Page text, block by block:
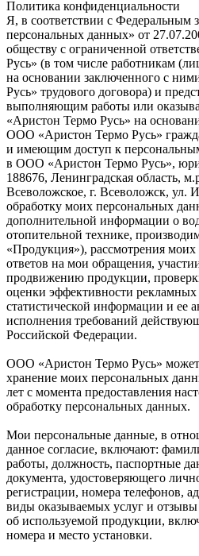
Политика конфиденциальности
Я, в соответствии с
персональных данных» от
обществу с ограниченной
Русь» (в том числе работникам
на основании заключенного с
Русь» трудового договора) и
выполняющим работы или
«Аристон Термо Русь» на
ООО «Аристон Термо Русь»
и имеющим доступ к
в ООО «Аристон Термо Русь»,
188676, Ленинградская область,
Всеволожское, г. Всеволожск, ул.
обработку моих персональных
дополнительной информации о
отопительной технике,
«Продукция»), рассмотрения
ответов на мои обращения,
продвижению продукции,
оценки эффективности
статистической информации и ее
исполнения требований
Российской Федерации.
ООО «Аристон Термо Русь» может
хранение моих персональных
лет с момента предоставления
обработку персональных данных.
Мои персональные данные, в
данное согласие, включают:
работы, должность, паспортные
документа, удостоверяющего
регистрации, номера телефонов,
виды оказываемых услуг и
об используемой продукции,
номера и место установки.